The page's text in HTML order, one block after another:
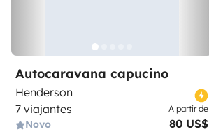
Autocaravana capucino
Henderson
7 viajantes
Novo
A partir de
80 US$